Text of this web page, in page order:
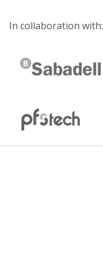
In collaboration with: